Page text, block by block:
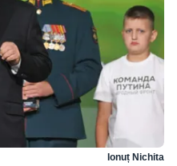
Ionuț Nichita